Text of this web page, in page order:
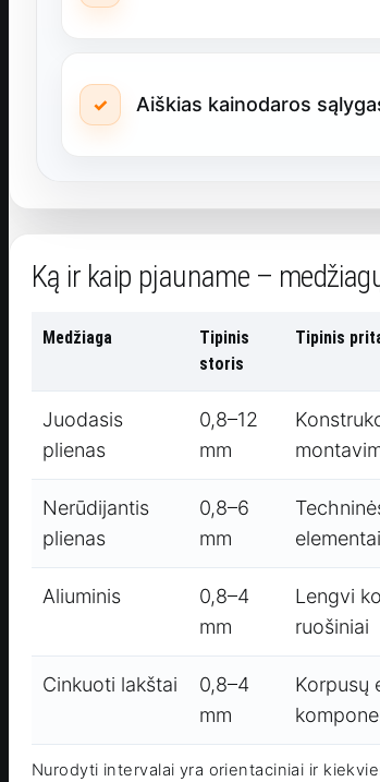
Aiškias kainodaros
Ką ir kaip pjauname –
Medžiaga
Tipinis
storis
Tipinis
Juodasis
plienas
0,8–12
mm
Nerūdijantis
plienas
0,8–6
mm
elementai
Aliuminis
0,8–4
mm
Lengvi
ruošiniai
Cinkuoti lakštai
0,8–4
mm
Korpusų
Nurodyti intervalai yra orientaciniai ir